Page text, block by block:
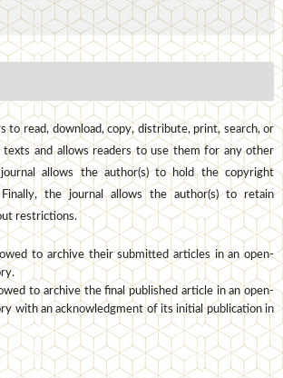
to read, download, copy, distribute, print, search, or
and allows readers to use them for any other
allows the author(s) to hold the copyright
the journal allows the author(s) to retain
restrictions.
to archive their submitted articles in an open-
to archive the final published article in an open-
with an acknowledgment of its initial publication in